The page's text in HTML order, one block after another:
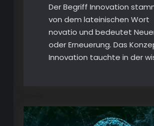
Der Begriff Innovation
von dem lateinischen Wort
novatio und bedeutet
oder Erneuerung. Das
Innovation tauchte in der